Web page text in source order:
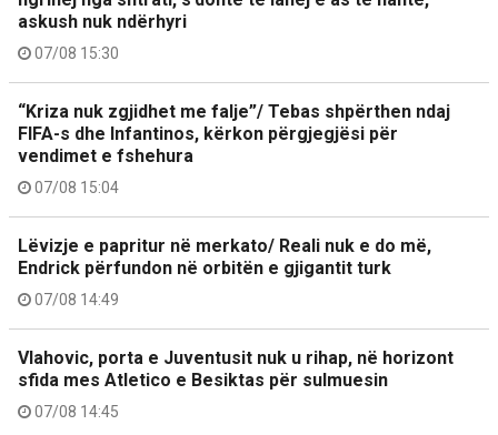
askush nuk ndërhyri
07/08 15:30
“Kriza nuk zgjidhet me falje”/ Tebas shpërthen ndaj
FIFA-s dhe Infantinos, kërkon përgjegjësi për
vendimet e fshehura
07/08 15:04
Lëvizje e papritur në merkato/ Reali nuk e do më,
Endrick përfundon në orbitën e gjigantit turk
07/08 14:49
Vlahovic, porta e Juventusit nuk u rihap, në horizont
sfida mes Atletico e Besiktas për sulmuesin
07/08 14:45